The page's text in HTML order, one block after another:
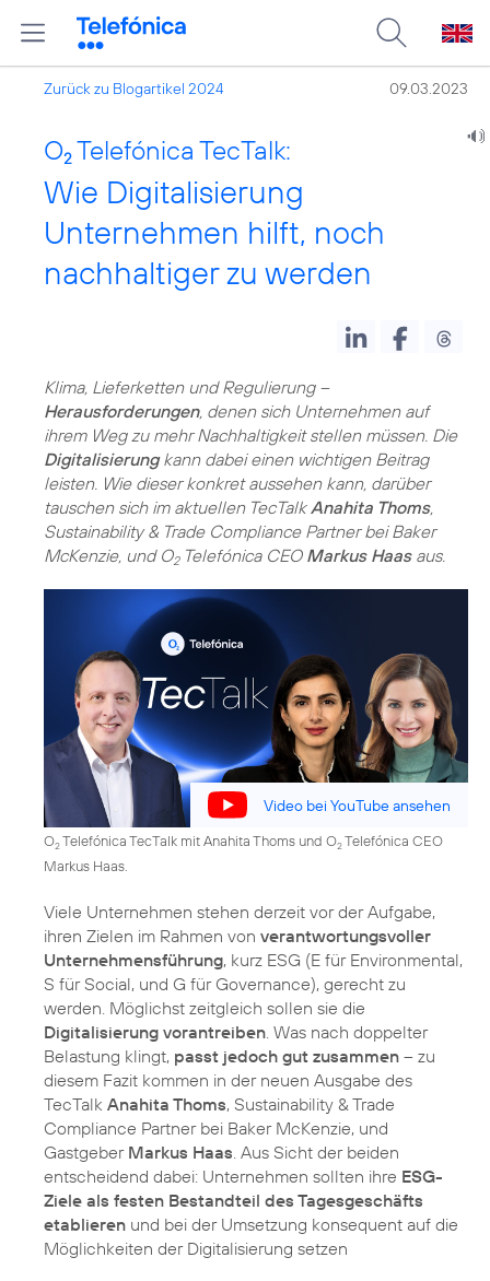
Zurück zu Blogartikel 2024 09.03.2023
O2 Telefónica TecTalk:
Wie Digitalisierung
Unternehmen hilft, noch
nachhaltiger zu werden
Klima, Lieferketten und Regulierung –
Herausforderungen, denen sich Unternehmen auf
ihrem Weg zu mehrNachhaltigkeitstellen müssen. Die
Digitalisierungkann dabei einen wichtigen Beitrag
leisten. Wie dieser konkret aussehen kann, darüber
tauschen sich im aktuellen TecTalkAnahita Thoms,
Sustainability & Trade Compliance Partner bei Baker
McKenzie, und O2Telefónica CEO Markus Haasaus.
Video bei YouTube ansehen
O2Telefónica TecTalk mit Anahita Thoms und O2Telefónica CEO
Markus Haas.
Viele Unternehmen stehen derzeit vor der Aufgabe,
ihren Zielen im Rahmen von verantwortungsvoller
Unternehmensführung, kurz ESG (E für Environmental,
S für Social, und G für Governance), gerecht zu
werden. Möglichst zeitgleich sollen sie die
Digitalisierung vorantreiben. Was nach doppelter
Belastung klingt, passt jedoch gut zusammen – zu
diesem Fazit kommen in der neuen Ausgabe des
TecTalk Anahita Thoms, Sustainability & Trade
Compliance Partner bei Baker McKenzie, und
Gastgeber Markus Haas. Aus Sicht der beiden
entscheidend dabei: Unternehmen sollten ihre ESG-
Ziele als festen Bestandteil des Tagesgeschäfts
etablieren und bei der Umsetzung konsequent auf die
Möglichkeiten der Digitalisierung setzen